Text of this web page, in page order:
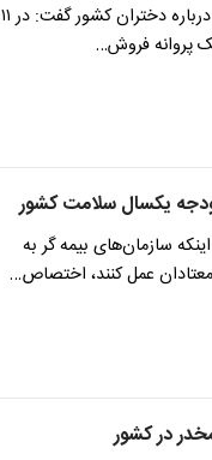
معاون کل وزارت بهداشت با اعلام آماری درباره دختران کشور گفت: در ۱۱
پروانه فروش…
یکسال سلامت کشور
سازمان‌های بیمه گر به
عمل کنند، اختصاص…
در کشور